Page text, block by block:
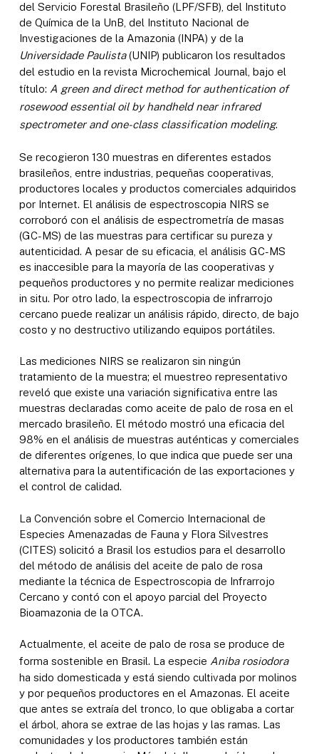
del Servicio Forestal Brasileño (LPF/SFB), del Instituto
de Química de la UnB, del Instituto Nacional de
Investigaciones de la Amazonia (INPA) y de la
Universidade Paulista(UNIP) publicaron los resultados
del estudio en la revista Microchemical Journal, bajo el
título: A green and direct method for authentication of
rosewood essential oil by handheld near infrared
spectrometer and one-class classification modeling.
Se recogieron 130 muestras en diferentes estados
brasileños, entre industrias, pequeñas cooperativas,
productores locales y productos comerciales adquiridos
por Internet. El análisis de espectroscopia NIRS se
corroboró con el análisis de espectrometría de masas
(GC-MS) de las muestras para certificar su pureza y
autenticidad. A pesar de su eficacia, el análisis GC-MS
es inaccesible para la mayoría de las cooperativas y
pequeños productores y no permite realizar mediciones
in situ. Por otro lado, la espectroscopia de infrarrojo
cercano puede realizar un análisis rápido, directo, de bajo
costo y no destructivo utilizando equipos portátiles.
Las mediciones NIRS se realizaron sin ningún
tratamiento de la muestra; el muestreo representativo
reveló que existe una variación significativa entre las
muestras declaradas como aceite de palo de rosa en el
mercado brasileño. El método mostró una eficacia del
98% en el análisis de muestras auténticas y comerciales
de diferentes orígenes, lo que indica que puede ser una
alternativa para la autentificación de las exportaciones y
el control de calidad.
La Convención sobre el Comercio Internacional de
Especies Amenazadas de Fauna y Flora Silvestres
(CITES) solicitó a Brasil los estudios para el desarrollo
del método de análisis del aceite de palo de rosa
mediante la técnica de Espectroscopia de Infrarrojo
Cercano y contó con el apoyo parcial del Proyecto
Bioamazonia de la OTCA.
Actualmente, el aceite de palo de rosa se produce de
forma sostenible en Brasil. La especie Aniba rosiodora
ha sido domesticada y está siendo cultivada por molinos
y por pequeños productores en el Amazonas. El aceite
que antes se extraía del tronco, lo que obligaba a cortar
el árbol, ahora se extrae de las hojas y las ramas. Las
comunidades y los productores también están